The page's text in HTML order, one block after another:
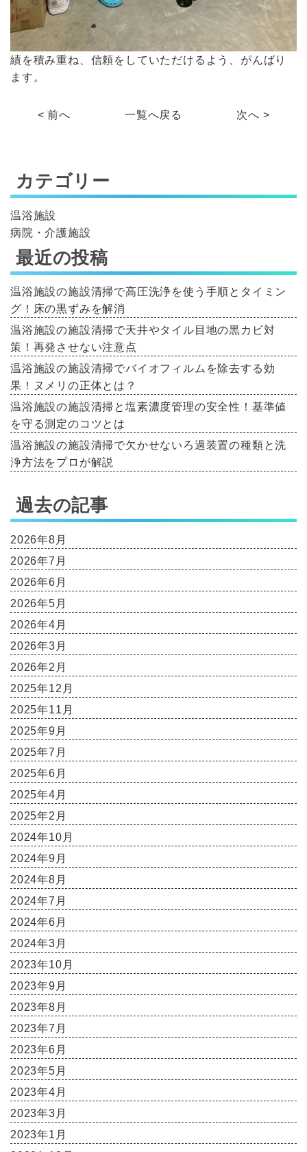
績を積み重ね、信頼をしていただけるよう、がんばり
ます。
< 前へ 一覧へ戻る 次へ >
カテゴリー
温浴施設
病院・介護施設
最近の投稿
温浴施設の施設清掃で高圧洗浄を使う手順とタイミン
グ！床の黒ずみを解消
温浴施設の施設清掃で天井やタイル目地の黒カビ対
策！再発させない注意点
温浴施設の施設清掃でバイオフィルムを除去する効
果！ヌメリの正体とは？
温浴施設の施設清掃と塩素濃度管理の安全性！基準値
を守る測定のコツとは
温浴施設の施設清掃で欠かせないろ過装置の種類と洗
浄方法をプロが解説
過去の記事
2026年8月
2026年7月
2026年6月
2026年5月
2026年4月
2026年3月
2026年2月
2025年12月
2025年11月
2025年9月
2025年7月
2025年6月
2025年4月
2025年2月
2024年10月
2024年9月
2024年8月
2024年7月
2024年6月
2024年3月
2023年10月
2023年9月
2023年8月
2023年7月
2023年6月
2023年5月
2023年4月
2023年3月
2023年1月